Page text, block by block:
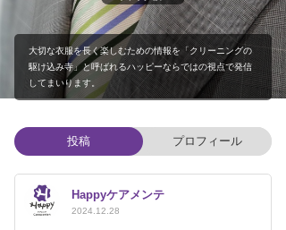
大切な衣服を長く楽しむための情報を「クリーニングの
駆け込み寺」と呼ばれるハッピーならではの視点で発信
してまいります。
投稿 プロフィール
Happyケアメンテ
2024.12.28